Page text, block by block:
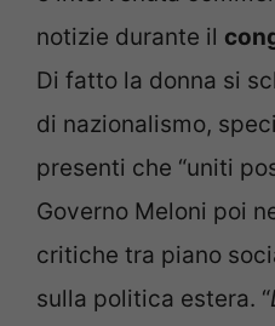
notizie durante il
Di fatto la donna si
di nazionalismo,
presenti che “uniti
Governo Meloni poi
critiche tra piano
sulla politica estera. “